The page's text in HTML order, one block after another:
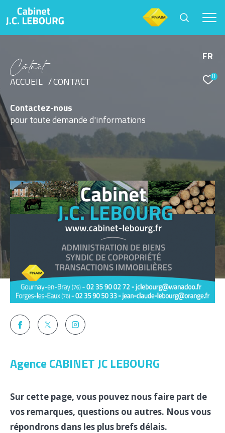
FR
0
Cotact
ACCUEIL CONTACT
Contactez-nous
pour toute demande d'informations
Agence CABINET JC LEBOURG
Sur cette page, vous pouvez nous faire part de
vos remarques, questions ou autres. Nous vous
répondrons dans les plus brefs délais.
Effectuer une recherche
Vente
Type de bien
Sélectionner
Budget
2 3 4 5+
Surface
AFFINER LES CRITÈRES